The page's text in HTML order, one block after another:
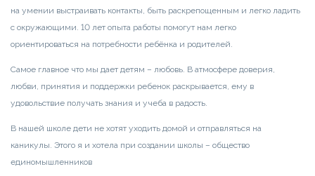
на умении выстраивать контакты, быть раскрепощенным и легко ладить
с окружающими. 10 лет опыта работы помогут нам легко
ориентироваться на потребности ребёнка и родителей.
Самое главное что мы дает детям – любовь. В атмосфере доверия,
любви, принятия и поддержки ребенок раскрывается, ему в
удовольствие получать знания и учеба в радость.
В нашей школе дети не хотят уходить домой и отправляться на
каникулы. Этого я и хотела при создании школы – общество
единомышленников